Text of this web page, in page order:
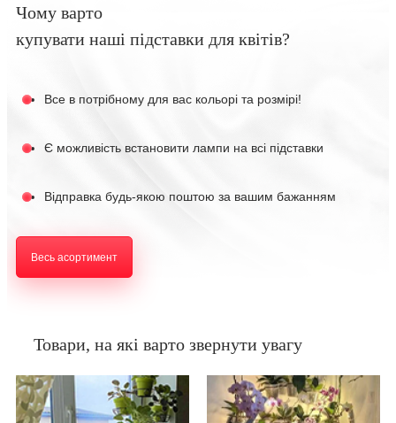
Чому варто
купувати наші підставки для квітів?
Все в потрібному для вас кольорі та розмірі!
Є можливість встановити лампи на всі підставки
Відправка будь-якою поштою за вашим бажанням
Весь асортимент
Товари, на які варто звернути увагу